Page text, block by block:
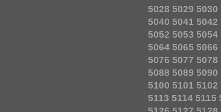
5028 5029 5030
5040 5041 5042
5052 5053 5054
5064 5065 5066
5076 5077 5078
5088 5089 5090
5100 5101 5102
5113 5114 5115